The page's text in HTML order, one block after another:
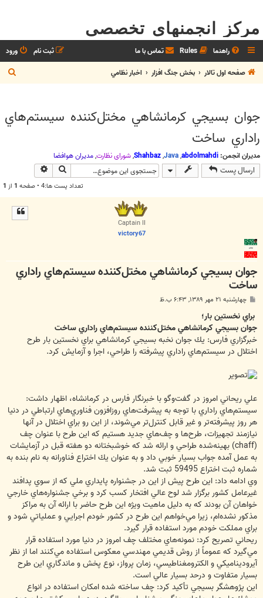
مرکز انجمنهای تخصصی
راهنما Rules تماس با ما ورود
ثبت نام
صفحه اول تالار
بخش جنگ افزار اخبار نظامي
س
ججوان بسيجي كرمانشاهي مختل‌كننده سيستم‌هاي
راداري ساخت
مدیران انجمن: abdolmahdi
,
Java
,
Shahbaz
,شوراي نظارت,مديران هوافضا
ارسال پست جستجو
تعداد پست ها:4 • صفحه 1 از 1
Captain II
victory67
جوان بسيجي كرمانشاهي مختل‌كننده سيستم‌هاي راداري
ساخت
س
ت
چهارشنبه ۲۱ مهر ۱۳۸۹, ۶:۴۳ ب.ظ
براي نخستين ‌بار؛
جوان بسيجي كرمانشاهي مختل‌كننده سيستم‌هاي راداري ساخت
خبرگزاري فارس: يك جوان نخبه بسيجي كرمانشاهي براي نخستين ‌بار طرح
اختلال در سيستم‌هاي راداري پيشرفته را طراحي، اجرا و آزمايش كرد.
علي ريحاني امروز در گفت‌وگو با خبرنگار فارس در كرمانشاه، اظهار داشت:
سيستم‌هاي راداري با توجه به پيشرفت‌هاي روزافزون فناوري‌هاي ارتباطي در دنيا
هر روز پيشرفته‌تر و غير قابل كنترل‌تر مي‌شوند، از اين رو براي اختلال در آنها
نيازمند تجهيزات، طرح‌ها و چف‌هاي جديد هستيم كه اين طرح با عنوان چف
(chaff) بهينه‌شده طراحي و ارائه شد كه خوشبختانه دو هفته قبل در آزمايشات
به عمل آمده جواب بسيار خوبي داد و به عنوان يك اختراع فناورانه به نام بنده به
شماره ثبت اختراع 59495 ثبت شد.
وي ادامه داد: اين طرح پيش از اين در جشنواره پايداري ملي كه از سوي پدافند
غيرعامل كشور برگزار شد لوح عالي افتخار كسب كرد و برخي جشنواره‌هاي خارجي
خواهان آن بودند كه به دليل ماهيت ويژه اين طرح حاضر با ارائه آن به مراكز
مذكور نشده‌ام،‌ زيرا مي‌خواهم اين طرح در كشور خودم اجرايي و عملياتي شود و
براي مملكت خودم مورد استفاده قرار گيرد.
ريحاني تصريح كرد: نمونه‌هاي مختلف چف امروز در دنيا مورد استفاده قرار
مي‌گيرد كه عموماً از روش قديمي مهندسي معكوس استفاده مي‌كنند اما از نظر
آيروديناميكي و الكترومغناطيسي، زمان پرواز، نوع پخش و ماندگاري اين طرح
بسيار متفاوت و درحد بسيار عالي است.
اين پژوهشگر بسيجي تأكيد كرد: چف ساخته شده امكان استفاده در انواع